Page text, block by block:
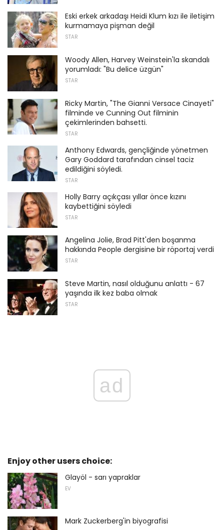
Eski erkek arkadaşı Heidi Klum kızı ile iletişim
kurmamaya pişman değil
STAR
Woody Allen, Harvey Weinstein'la skandalı
yorumladı: "Bu delice üzgün"
STAR
Ricky Martin, "The Gianni Versace Cinayeti"
filminde ve Cunning Out filminin
çekimlerinden bahsetti.
STAR
Anthony Edwards, gençliğinde yönetmen
Gary Goddard tarafından cinsel taciz
edildiğini söyledi.
STAR
Holly Barry açıkçası yıllar önce kızını
kaybettiğini söyledi
STAR
Angelina Jolie, Brad Pitt'den boşanma
hakkında People dergisine bir röportaj verdi
STAR
Steve Martin, nasıl olduğunu anlattı - 67
yaşında ilk kez baba olmak
STAR
ad
Enjoy other users choice:
Glayöl - sarı yapraklar
EV
Mark Zuckerberg'in biyografisi